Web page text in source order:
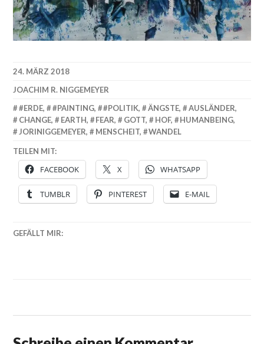
24. MÄRZ 2018
JOACHIM R. NIGGEMEYER
#ERDE, #PAINTING, #POLITIK, ÄNGSTE, AUSLÄNDER,
CHANGE, EARTH, FEAR, GOTT, HOF, HUMANBEING,
JORINIGGEMEYER, MENSCHEIT, WANDEL
TEILEN MIT:
FACEBOOK X WHATSAPP
TUMBLR PINTEREST E-MAIL
GEFÄLLT MIR: